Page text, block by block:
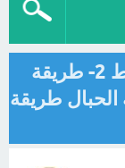
طرائق التشكيل 1-طريقة الضغط 2- طريقة
الحبال طريقة